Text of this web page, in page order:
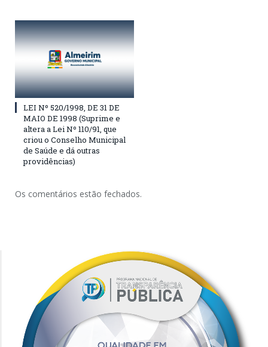
LEI Nº 520/1998, DE 31 DE
MAIO DE 1998 (Suprime e
altera a Lei Nº 110/91, que
criou o Conselho Municipal
de Saúde e dá outras
providências)
Os comentários estão fechados.